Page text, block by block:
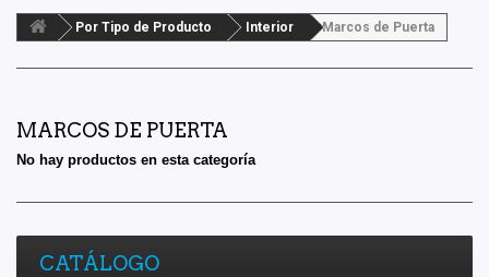
Por Tipo de Producto Interior Marcos de Puerta
MARCOS DE PUERTA
No hay productos en esta categoría
CATÁLOGO